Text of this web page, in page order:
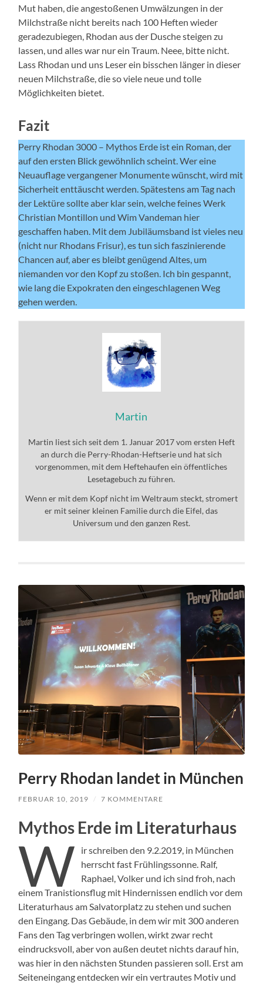
Mut haben, die angestoßenen Umwälzungen in der
Milchstraße nicht bereits nach 100 Heften wieder
geradezubiegen, Rhodan aus der Dusche steigen zu
lassen, und alles war nur ein Traum. Neee, bitte nicht.
Lass Rhodan und uns Leser ein bisschen länger in dieser
neuen Milchstraße, die so viele neue und tolle
Möglichkeiten bietet.
Fazit
Perry Rhodan 3000 – Mythos Erde ist ein Roman, der
auf den ersten Blick gewöhnlich scheint. Wer eine
Neuauflage vergangener Monumente wünscht, wird mit
Sicherheit enttäuscht werden. Spätestens am Tag nach
der Lektüre sollte aber klar sein, welche feines Werk
Christian Montillon und Wim Vandeman hier
geschaffen haben. Mit dem Jubiläumsband ist vieles neu
(nicht nur Rhodans Frisur), es tun sich faszinierende
Chancen auf, aber es bleibt genügend Altes, um
niemanden vor den Kopf zu stoßen. Ich bin gespannt,
wie lang die Expokraten den eingeschlagenen Weg
gehen werden.
Martin
Martin liest sich seit dem 1. Januar 2017 vom ersten Heft
an durch die Perry-Rhodan-Heftserie und hat sich
vorgenommen, mit dem Heftehaufen ein öffentliches
Lesetagebuch zu führen.
Wenn er mit dem Kopf nicht im Weltraum steckt, stromert
er mit seiner kleinen Familie durch die Eifel, das
Universum und den ganzen Rest.
Perry Rhodan landet in München
FEBRUAR 10, 2019 / 7 KOMMENTARE
Mythos Erde im Literaturhaus
W
ir schreiben den 9.2.2019, in München
herrscht fast Frühlingssonne. Ralf,
Raphael, Volker und ich sind froh, nach
einem Tranistionsflug mit Hindernissen endlich vor dem
Literaturhaus am Salvatorplatz zu stehen und suchen
den Eingang. Das Gebäude, in dem wir mit 300 anderen
Fans den Tag verbringen wollen, wirkt zwar recht
eindrucksvoll, aber von außen deutet nichts darauf hin,
was hier in den nächsten Stunden passieren soll. Erst am
Seiteneingang entdecken wir ein vertrautes Motiv und